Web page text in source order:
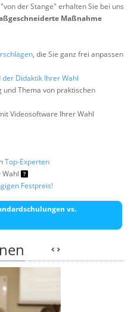
der Stange" erhalten Sie bei uns
Maßnahme
, die Sie ganz frei anpassen
Didaktik Ihrer Wahl
Thema von praktischen
Videosoftware Ihrer Wahl
Top-Experten
Festpreis!
vs.